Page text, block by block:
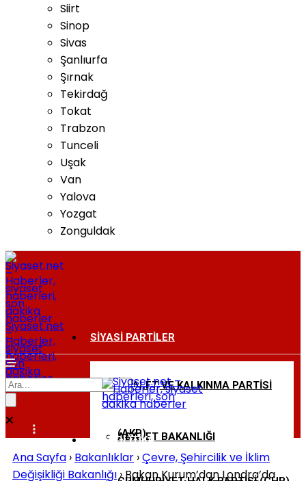
Siirt
Sinop
Sivas
Şanlıurfa
Şırnak
Tekirdağ
Tokat
Trabzon
Tunceli
Uşak
Van
Yalova
Yozgat
Zonguldak
Siyaset.net
–
Haberler,
siyaset
haberleri,
son
dakika
haberler
SIYASI PARTILER
ADALET VE KALKINMA PARTISI
(AKP)
BAKANLIKLAR
ADALET BAKANLIĞI
DIŞ POLITIKA
Ana Sayfa › Bakanlıklar ›Çevre, Şehircilik ve İklim
Değişikliği Bakanlığı›Bakan Kurum’dan Londra’da